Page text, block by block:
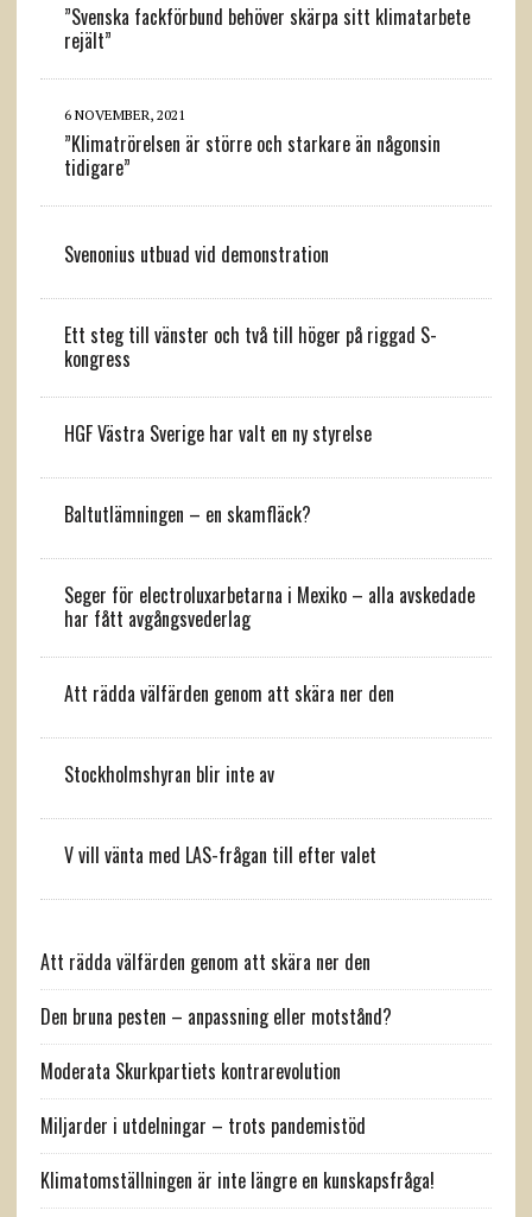
”Svenska fackförbund behöver skärpa sitt klimatarbete
rejält”
6 NOVEMBER, 2021
”Klimatrörelsen är större och starkare än någonsin
tidigare”
Svenonius utbuad vid demonstration
Ett steg till vänster och två till höger på riggad S-
kongress
HGF Västra Sverige har valt en ny styrelse
Baltutlämningen – en skamfläck?
Seger för electroluxarbetarna i Mexiko – alla avskedade
har fått avgångsvederlag
Att rädda välfärden genom att skära ner den
Stockholmshyran blir inte av
V vill vänta med LAS-frågan till efter valet
Att rädda välfärden genom att skära ner den
Den bruna pesten – anpassning eller motstånd?
Moderata Skurkpartiets kontrarevolution
Miljarder i utdelningar – trots pandemistöd
Klimatomställningen är inte längre en kunskapsfråga!